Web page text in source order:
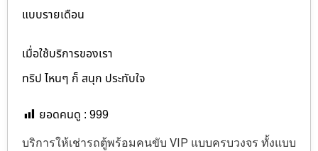
แบบรายเดือน
เมื่อใช้บริการของเรา
ทริป ไหนๆ ก็ สนุก ประทับใจ
ยอดคนดู : 999
บริการให้เช่ารถตู้พร้อมคนขับ VIP แบบครบวงจร ทั้งแบบ